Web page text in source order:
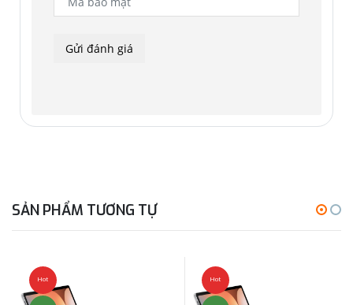
SẢN PHẨM TƯƠNG TỰ
Hot Hot